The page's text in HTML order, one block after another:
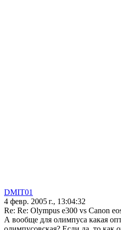
DMIT01
4 февр. 2005 г., 13:04:32
Re: Re: Olympus e300 vs Canon
А вообще для олимпуса какая